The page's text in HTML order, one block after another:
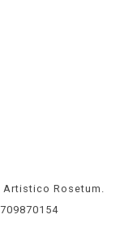
Rosetum.